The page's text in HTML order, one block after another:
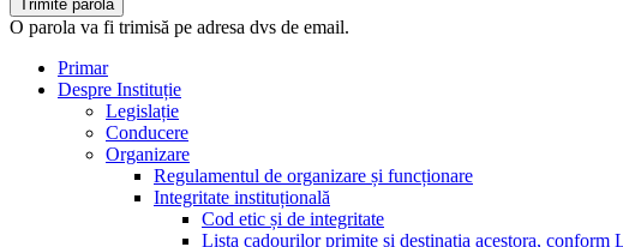
O parola va fi trimisă pe adresa dvs de email.
Primar
Despre Instituție
Legislație
Conducere
Organizare
Regulamentul de organizare și funcționare
Integritate instituțională
Cod etic și de integritate
Lista cadourilor primite si destinatia acestora, conform